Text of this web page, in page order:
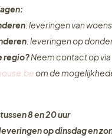
: leveringen van
: leveringen op
regio?Neem contact op via
om de
tussen 8 en 20 uur
op dinsdag en